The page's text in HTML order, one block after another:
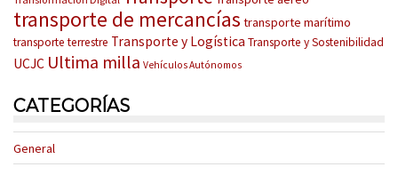
transporte de mercancías transporte marítimo
transporte terrestre Transporte y Logística Transporte y Sostenibilidad
UCJC Ultima milla Vehículos Autónomos
CATEGORÍAS
General